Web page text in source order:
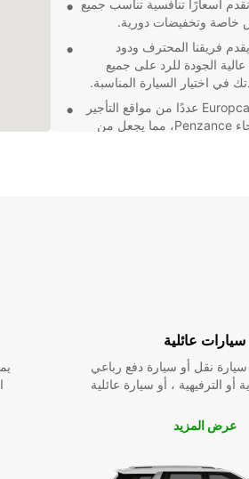
أسعارًا تنافسية تناسب جميع
خاصة وتخفيضات دورية.
فريقنا المحترف ودود
الجودة للرد على جميع
في اختيار السيارة المناسبة.
مواقع مريحة: توفر Europcar عددًا من مواقع التأجير
الموزعة في جميع أنحاء Penzance، مما يجعل من
سيارات عائلية
نقل أو سيارة دفع رباعي
أو الترفيهية ، أو سيارة عائلية
عرض المزيد